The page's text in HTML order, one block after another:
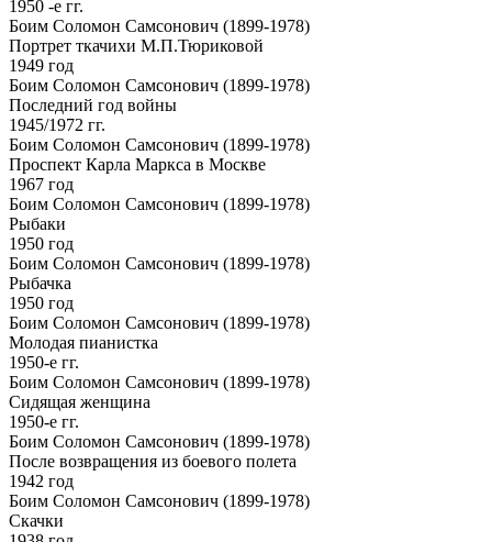
1950 -е гг.
Боим Соломон Самсонович (1899-1978)
Портрет ткачихи М.П.Тюриковой
1949 год
Боим Соломон Самсонович (1899-1978)
Последний год войны
1945/1972 гг.
Боим Соломон Самсонович (1899-1978)
Проспект Карла Маркса в Москве
1967 год
Боим Соломон Самсонович (1899-1978)
Рыбаки
1950 год
Боим Соломон Самсонович (1899-1978)
Рыбачка
1950 год
Боим Соломон Самсонович (1899-1978)
Молодая пианистка
1950-е гг.
Боим Соломон Самсонович (1899-1978)
Сидящая женщина
1950-е гг.
Боим Соломон Самсонович (1899-1978)
После возвращения из боевого полета
1942 год
Боим Соломон Самсонович (1899-1978)
Скачки